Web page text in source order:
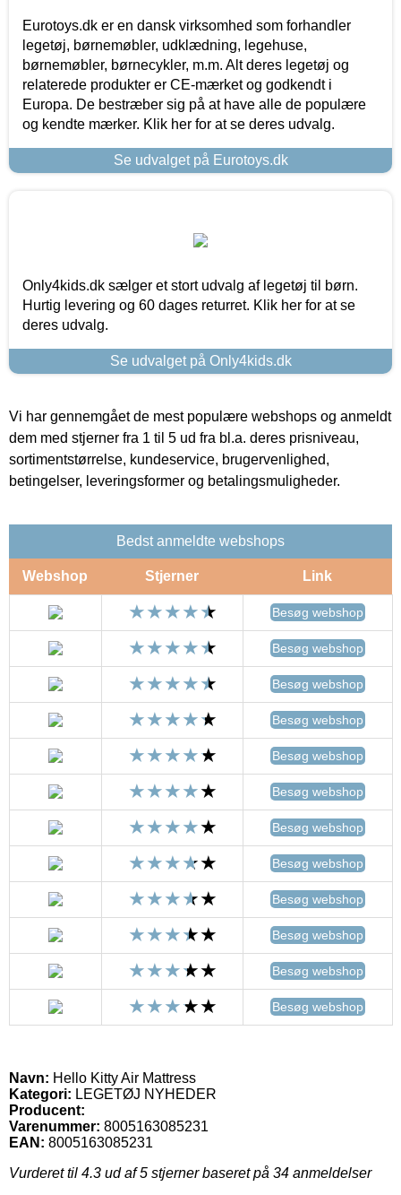
Eurotoys.dk er en dansk virksomhed som forhandler
legetøj, børnemøbler, udklædning, legehuse,
børnemøbler, børnecykler, m.m. Alt deres legetøj og
relaterede produkter er CE-mærket og godkendt i
Europa. De bestræber sig på at have alle de populære
og kendte mærker. Klik her for at se deres udvalg.
Se udvalget på Eurotoys.dk
Only4kids.dk sælger et stort udvalg af legetøj til børn.
Hurtig levering og 60 dages returret. Klik her for at se
deres udvalg.
Se udvalget på Only4kids.dk
Vi har gennemgået de mest populære webshops og anmeldt
dem med stjerner fra 1 til 5 ud fra bl.a. deres prisniveau,
sortimentstørrelse, kundeservice, brugervenlighed,
betingelser, leveringsformer og betalingsmuligheder.
Bedst anmeldte webshops
Webshop Stjerner Link
Besøg webshop
Besøg webshop
Besøg webshop
Besøg webshop
Besøg webshop
Besøg webshop
Besøg webshop
Besøg webshop
Besøg webshop
Besøg webshop
Besøg webshop
Besøg webshop
Navn: Hello Kitty Air Mattress
Kategori: LEGETØJ NYHEDER
Producent:
Varenummer: 8005163085231
EAN: 8005163085231
Vurderet til 4.3 ud af 5 stjerner baseret på 34 anmeldelser